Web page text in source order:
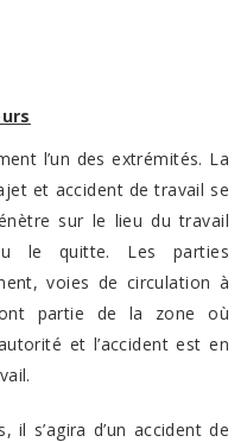
l’un des extrémités. La
et accident de travail se
sur le lieu du travail
le quitte. Les parties
voies de circulation à
font partie de la zone où
et l’accident est en
s’agira d’un accident de